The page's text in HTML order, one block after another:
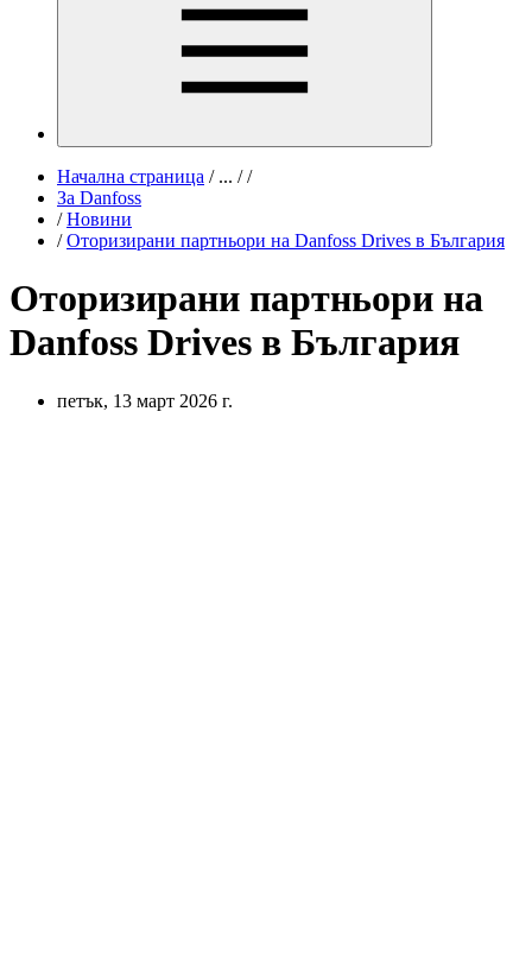
Начална страница /... / /
За Danfoss
/ Новини
/ Оторизирани партньори на Danfoss Drives в България
Оторизирани партньори на
Danfoss Drives в България
петък, 13 март 2026 г.